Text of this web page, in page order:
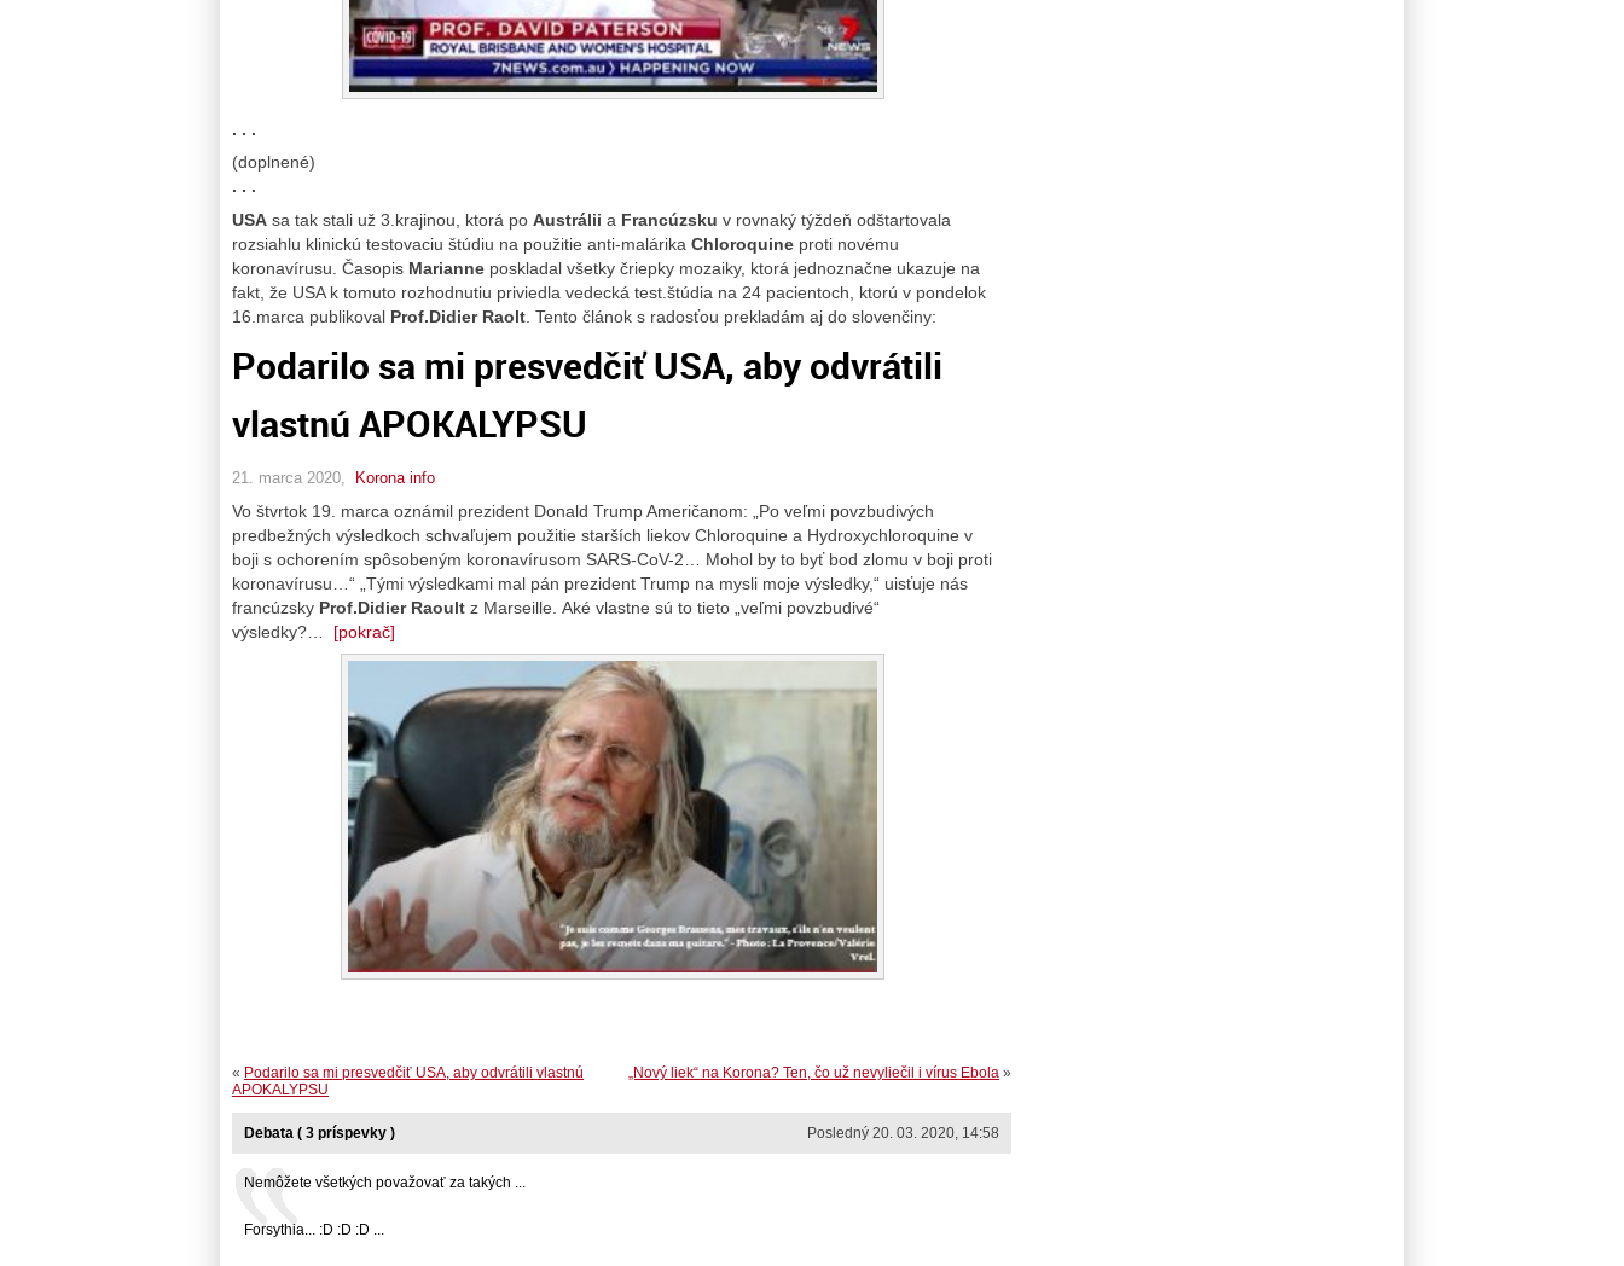
. . .
(doplnené)
. . .
USA sa tak stali už 3.krajinou, ktorá po Austrálii a Francúzsku v rovnaký týždeň odštartovala
rozsiahlu klinickú testovaciu štúdiu na použitie anti-malárika Chloroquine proti novému
koronavírusu. Časopis Marianne poskladal všetky čriepky mozaiky, ktorá jednoznačne ukazuje na
fakt, že USA k tomuto rozhodnutiu priviedla vedecká test.štúdia na 24 pacientoch, ktorú v pondelok
16.marca publikoval Prof.Didier Raolt . Tento článok s radosťou prekladám aj do slovenčiny:
Podarilo sa mi presvedčiť USA, aby odvrátili
vlastnú APOKALYPSU
21. marca 2020, Korona info
Vo štvrtok 19. marca oznámil prezident Donald Trump Američanom: „Po veľmi povzbudivých
predbežných výsledkoch schvaľujem použitie starších liekov Chloroquine a Hydroxychloroquine v
boji s ochorením spôsobeným koronavírusom SARS-CoV-2… Mohol by to byť bod zlomu v boji proti
koronavírusu…“ „Tými výsledkami mal pán prezident Trump na mysli moje výsledky,“ uisťuje nás
francúzsky Prof.Didier Raoult z Marseille. Aké vlastne sú to tieto „veľmi povzbudivé“
výsledky?… [pokrač]
„Nový liek“ na Korona? Ten, čo už nevyliečil i vírus Ebola »
« Podarilo sa mi presvedčiť USA, aby odvrátili vlastnú
APOKALYPSU
Posledný 20. 03. 2020, 14:58
Debata ( 3 príspevky )
Nemôžete všetkých považovať za takých ...
Forsythia... :D :D :D ...